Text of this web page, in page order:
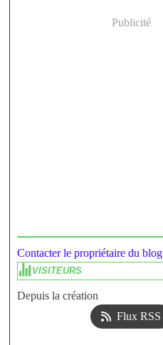
Publicité
Contacter le propriétaire du blog
VISITEURS
Depuis la création
Flux RSS